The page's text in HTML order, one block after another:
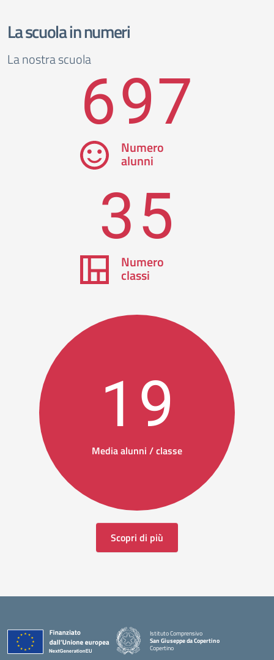
La scuola in numeri
La nostra scuola697
Numero
alunni
35
Numero
classi
19
Media alunni / classe
Scopri di più
Istituto Comprensivo
San Giuseppe da Copertino
Copertino
— Visita la pagina iniziale della scuola